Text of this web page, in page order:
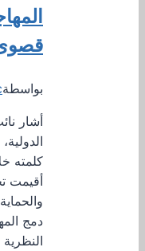
بواسطة
أشار
أقيمت